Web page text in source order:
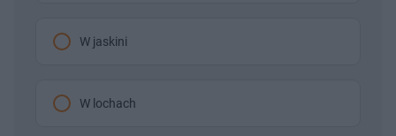
W jaskini
W lochach